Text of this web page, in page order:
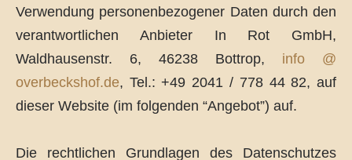
Verwendung personenbezogener Daten durch den
verantwortlichen Anbieter In Rot GmbH,
Waldhausenstr. 6, 46238 Bottrop, info @
overbeckshof.de, Tel.: +49 2041 / 778 44 82, auf
dieser Website (im folgenden “Angebot”) auf.
Die rechtlichen Grundlagen des Datenschutzes